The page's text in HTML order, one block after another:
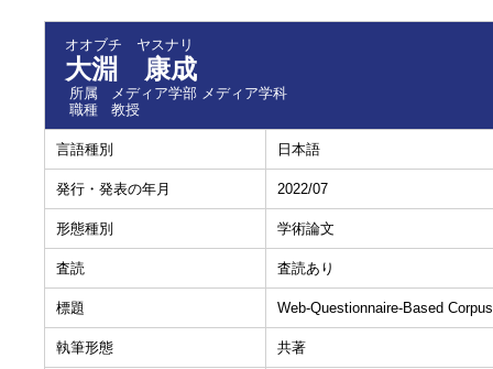
オオブチ ヤスナリ
大淵 康成
所属
メディア学部 メディア学科
職種
教授
言語種別 日本語
発行・発表の年月 2022/07
形態種別 学術論文
査読 査読あり
標題 Web-Questionnaire-Based
執筆形態 共著